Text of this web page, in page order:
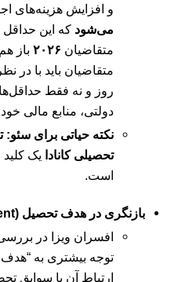
و افزایش هزینه‌های
می‌شود که این حداقل
متقاضیان ۲۰۲۶ باز
متقاضیان باید با در
روز و نه فقط
دولتی، منابع مالی خود
نکته حیاتی برای سئو:
تحصیلی کانادا یک کلید
است.
بازنگری در هدف تحصیل (Genuine Student):
افسران ویزا در
توجه بیشتری به
ارتباط آن با سوابق